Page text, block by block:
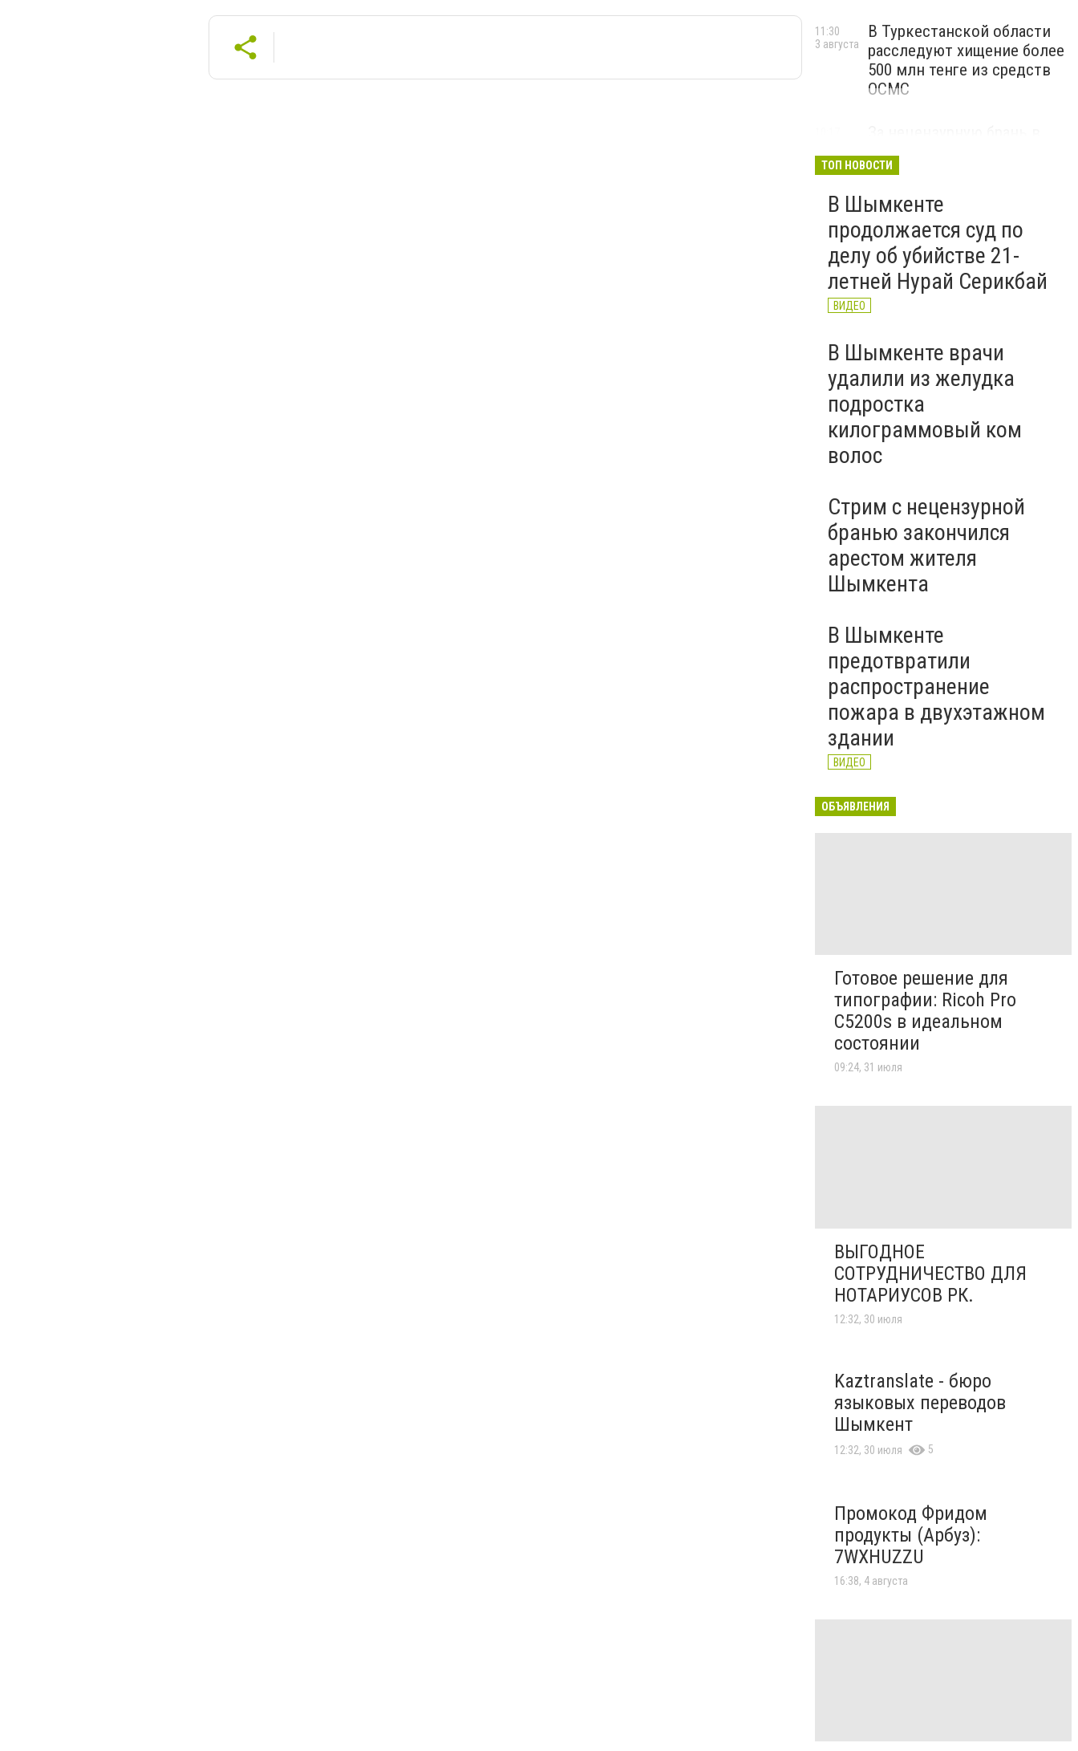
В Туркестанской области
расследуют хищение более
500 млн тенге из средств
ОСМС
11:30
3 августа
соцсетях и на улице
казахстанцам грозят
ВИДЕО
ТОП НОВОСТИ
В Шымкенте
продолжается суд по
делу об убийстве 21-
летней Нурай Серикбай
ВИДЕО
В Шымкенте врачи
удалили из желудка
подростка
килограммовый ком
волос
Стрим с нецензурной
бранью закончился
арестом жителя
Шымкента
В Шымкенте
предотвратили
распространение
пожара в двухэтажном
здании
ВИДЕО
ОБЪЯВЛЕНИЯ
Готовое решение для
типографии: Ricoh Pro
C5200s в идеальном
состоянии
09:24, 31 июля
ВЫГОДНОЕ
СОТРУДНИЧЕСТВО ДЛЯ
НОТАРИУСОВ РК.
12:32, 30 июля
Kaztranslate - бюро
языковых переводов
Шымкент
12:32, 30 июля 5
Промокод Фридом
продукты (Арбуз):
7WXHUZZU
16:38, 4 августа